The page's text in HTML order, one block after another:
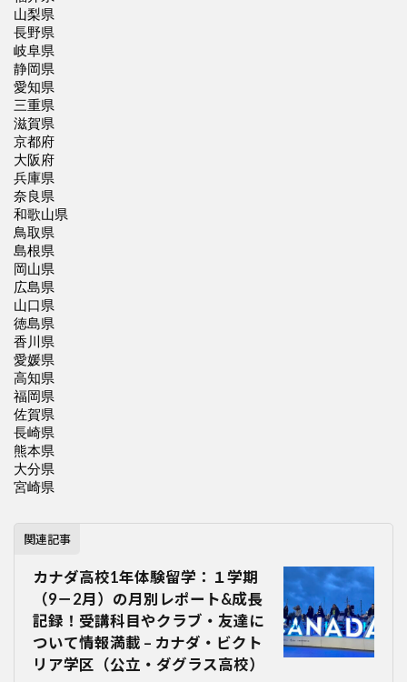
関連記事
カナダ高校1年体験留学：１学期
（9－2月）の月別レポート&成長
記録！受講科目やクラブ・友達に
ついて情報満載 – カナダ・ビクト
リア学区（公立・ダグラス高校）